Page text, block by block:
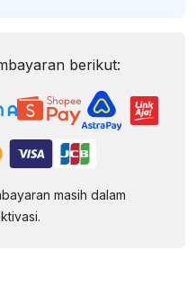
berikut:
masih dalam